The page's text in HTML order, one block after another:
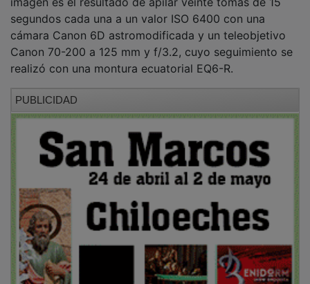
segundos cada una a un valor ISO 6400 con una
cámara Canon 6D astromodificada y un teleobjetivo
Canon 70-200 a 125 mm y f/3.2, cuyo seguimiento se
realizó con una montura ecuatorial EQ6-R.